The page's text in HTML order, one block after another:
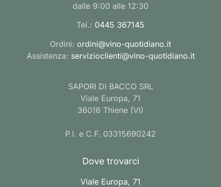
dalle 9:00 alle 12:30
Tel.: 0445 367145
Ordini: ordini@vino-quotidiano.it
Assistenza: servizioclienti@vino-quotidiano.it
SAPORI DI BACCO SRL
Viale Europa, 71
36016 Thiene (VI)
P.I. e C.F. 03315690242
Dove trovarci
Viale Europa, 71